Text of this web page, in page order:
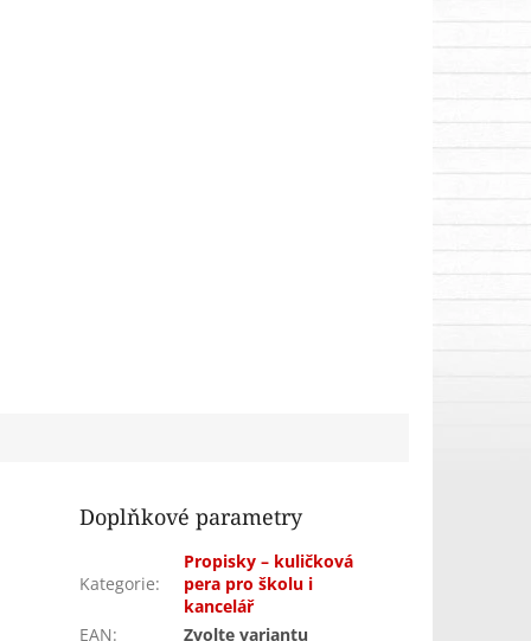
Doplňkové parametry
Kategorie:
Propisky – kuličková
pera pro školu i
kancelář
EAN: Zvolte variantu